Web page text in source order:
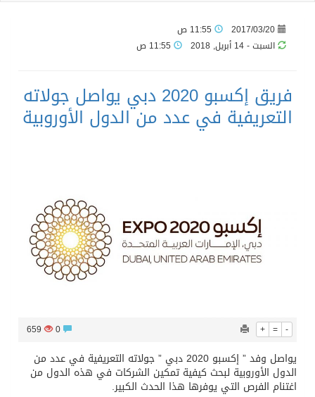
2017/03/20
السبت - 14 أبريل, 2018
فريق إكسبو 2020 دبي يواصل جولاته
التعريفية في عدد من الدول الأوروبية
+ = -
659
يواصل وفد ” إكسبو 2020 دبي ” جولاته التعريفية في عدد من
الدول الأوروبية لبحث كيفية تمكين الشركات في هذه الدول من
اغتنام الفرص التي يوفرها هذا الحدث الكبير.